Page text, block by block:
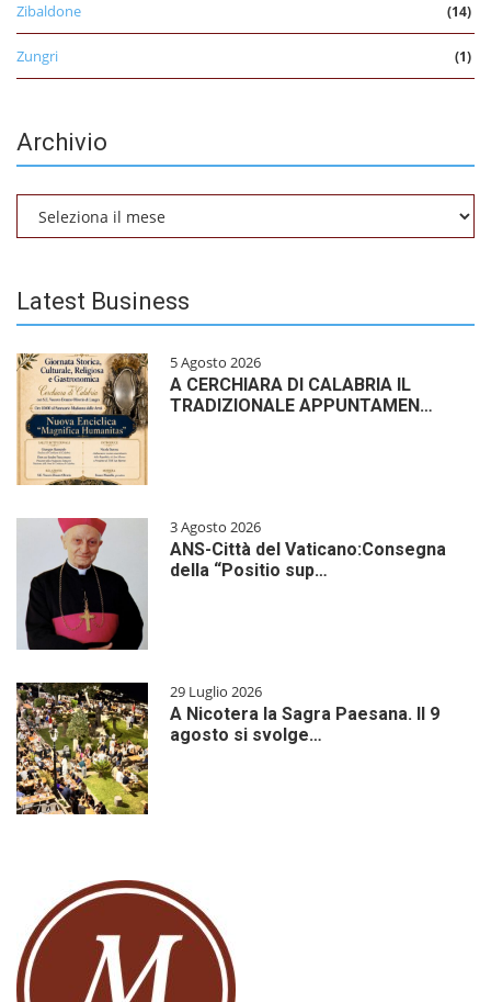
Zibaldone (14)
Zungri (1)
Archivio
Latest Business
5 Agosto 2026
A CERCHIARA DI CALABRIA IL
TRADIZIONALE APPUNTAMEN…
3 Agosto 2026
ANS-Città del Vaticano:Consegna
della “Positio sup…
29 Luglio 2026
A Nicotera la Sagra Paesana. Il 9
agosto si svolge…